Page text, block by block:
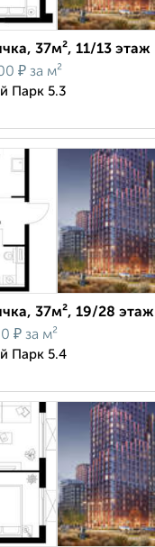
37м², 11/13 этаж
₽ за м²
Парк 5.3
37м², 19/28 этаж
₽ за м²
Парк 5.4